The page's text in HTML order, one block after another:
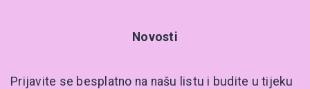
Novosti
Prijavite se besplatno na našu listu i budite u tijeku